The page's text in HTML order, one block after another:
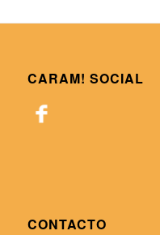
CARAM! SOCIAL
CONTACTO